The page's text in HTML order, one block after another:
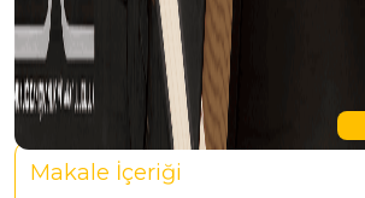
Makale İçeriği